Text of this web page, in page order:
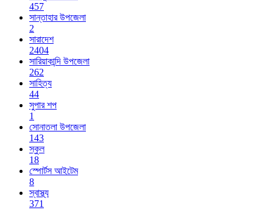
457
সান্তাহার উপজেলা
2
সারাদেশ
2404
সারিয়াকান্দি উপজেলা
262
সাহিত্য
44
সুপার শপ
1
সোনাতলা উপজেলা
143
স্কুল
18
স্পোর্টস আইটেম
8
স্বাস্থ্য
371